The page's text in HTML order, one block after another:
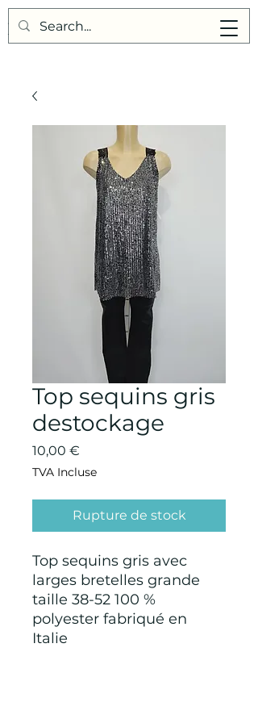
Points de Suture
Top sequins gris
destockage
10,00 €
TVA Incluse
Rupture de stock
Top sequins gris avec
larges bretelles grande
taille 38-52 100 %
polyester fabriqué en
Italie